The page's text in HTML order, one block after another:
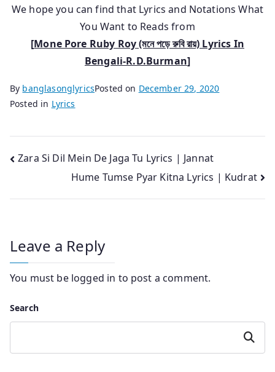
We hope you can find that Lyrics and Notations What
You Want to Reads from
[Mone Pore Ruby Roy (মনে পড়ে রুবি রায়) Lyrics In
Bengali-R.D.Burman]
By banglasonglyricsPosted on December 29, 2020
Posted in Lyrics
Post
navigation
Zara Si Dil Mein De Jaga Tu Lyrics | Jannat
Hume Tumse Pyar Kitna Lyrics | Kudrat
Leave a Reply
You must be logged in to post a comment.
Search
Search